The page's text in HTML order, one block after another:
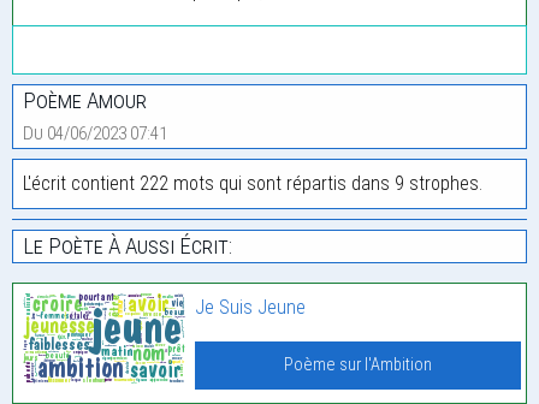
Poème Amour
Du 04/06/2023 07:41
L'écrit contient 222 mots qui sont répartis dans 9 strophes.
Le Poète À Aussi Écrit:
Je Suis Jeune
Poème sur l'Ambition